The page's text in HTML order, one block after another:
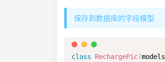
保存到数据库的字段模型
class RechargePic(models